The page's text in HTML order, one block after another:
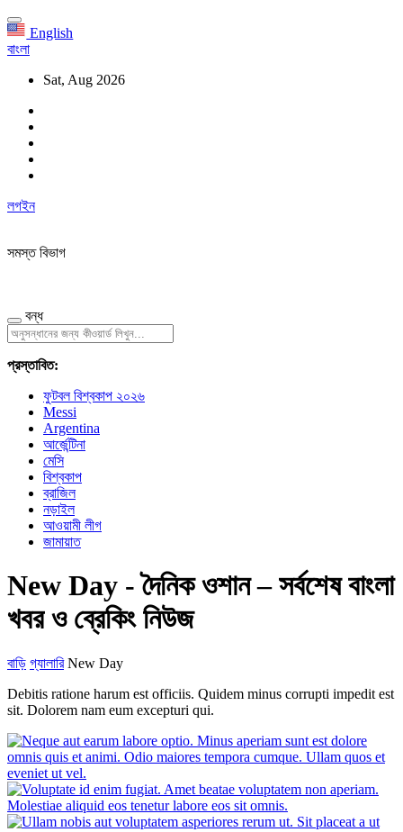
English
বাংলা
Sat, Aug 2026
লগইন
সমস্ত বিভাগ
বন্ধ
প্রস্তাবিত:
ফুটবল বিশ্বকাপ ২০২৬
Messi
Argentina
আর্জেন্টিনা
মেসি
বিশ্বকাপ
ব্রাজিল
নড়াইল
আওয়ামী লীগ
জামায়াত
New Day - দৈনিক ওশান – সর্বশেষ বাংলা
খবর ও ব্রেকিং নিউজ
বাড়ি গ্যালারিNew Day
Debitis ratione harum est officiis. Quidem minus corrupti impedit est
sit. Dolorem nam eum excepturi qui.